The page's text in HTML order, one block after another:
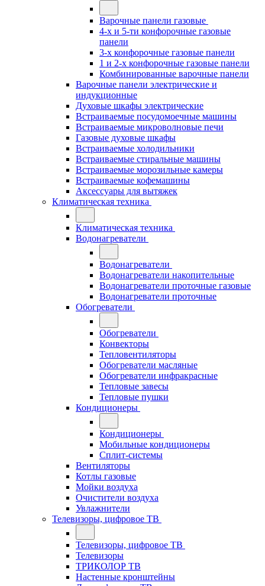
Варочные панели газовые
4-х и 5-ти конфорочные газовые
панели
3-х конфорочные газовые панели
1 и 2-х конфорочные газовые панели
Комбинированные варочные панели
Варочные панели электрические и
индукционные
Духовые шкафы электрические
Встраиваемые посудомоечные машины
Встраиваемые микроволновые печи
Газовые духовые шкафы
Встраиваемые холодильники
Встраиваемые стиральные машины
Встраиваемые морозильные камеры
Встраиваемые кофемашины
Аксессуары для вытяжек
Климатическая техника
Климатическая техника
Водонагреватели
Водонагреватели
Водонагреватели накопительные
Водонагреватели проточные газовые
Водонагреватели проточные
Обогреватели
Обогреватели
Конвекторы
Тепловентиляторы
Обогреватели масляные
Обогреватели инфракрасные
Тепловые завесы
Тепловые пушки
Кондиционеры
Кондиционеры
Мобильные кондиционеры
Сплит-системы
Вентиляторы
Котлы газовые
Мойки воздуха
Очистители воздуха
Увлажнители
Телевизоры, цифровое ТВ
Телевизоры, цифровое ТВ
Телевизоры
ТРИКОЛОР ТВ
Настенные кронштейны